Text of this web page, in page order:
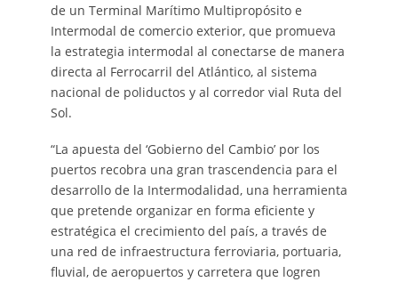
de un Terminal Marítimo Multipropósito e
Intermodal de comercio exterior, que promueva
la estrategia intermodal al conectarse de manera
directa al Ferrocarril del Atlántico, al sistema
nacional de poliductos y al corredor vial Ruta del
Sol.
“La apuesta del ‘Gobierno del Cambio’ por los
puertos recobra una gran trascendencia para el
desarrollo de la Intermodalidad, una herramienta
que pretende organizar en forma eficiente y
estratégica el crecimiento del país, a través de
una red de infraestructura ferroviaria, portuaria,
fluvial, de aeropuertos y carretera que logren